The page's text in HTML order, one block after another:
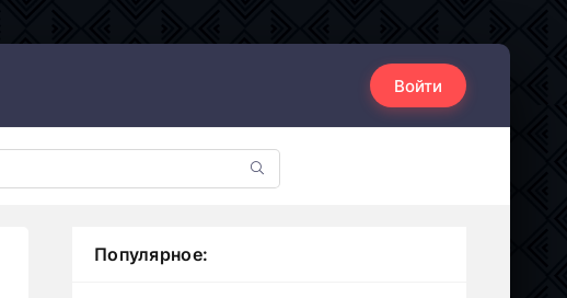
Войти
Популярное: